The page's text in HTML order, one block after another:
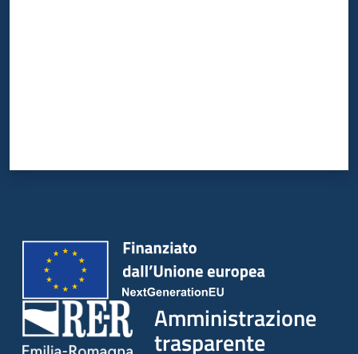
Amministrazione
trasparente